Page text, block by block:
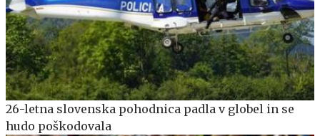
26-letna slovenska pohodnica padla v globel in se
hudo poškodovala